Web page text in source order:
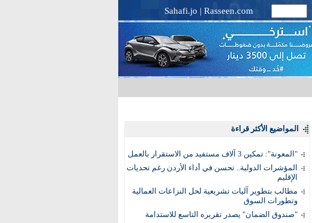
Sahafi.jo | Rasseen.com
المواضيع الأكثر قراءة
"المعونة": تمكين 3 آلاف مستفيد من الاستقرار بالعمل
المؤشرات الدولية.. تحسن في أداء الأردن رغم تحديات
الإقليم
مطالب بتطوير آليات تشريعية لحل النزاعات العمالية
وتطورات السوق
"صندوق الضمان" يصدر تقريره التاسع للاستدامة